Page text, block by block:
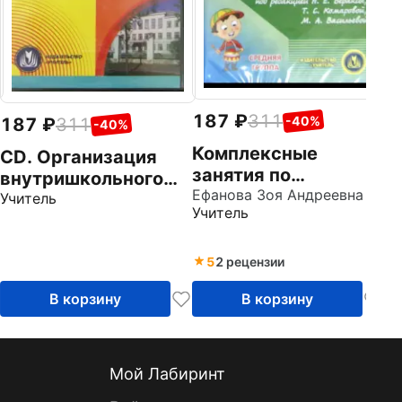
187 311 -40%
CD. Организация
внутришкольного
контроля. ФГОС
Учитель
В корзину
187 311 -40%
Комплексные
занятия по
программе "От
рождения до
группа (CD)
Ефанова Зоя Андреевна
Учитель
52 рецензии
В корзину
Мой Лабиринт